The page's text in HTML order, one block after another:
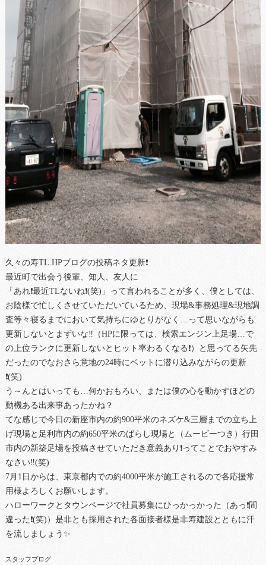
久々の寿TL.HPブログの投稿ネタ更新❗
最近町で出会う後輩、知人、友人に
「あれ❗最近TLないね❗(笑)」って言われることが多く、僕としては、
お陰様で忙しくさせていただいているため、現場&事務処理&現地調
査等々寝るまでにおいて気持ちにゆとりがなく…って思いながらも
更新しないとまずいな‼（HPに限っては、検索エンジン上足場…で
の上位ランクに更新しないとヒット率わるくなる❗）と思ってる矢先
だったのでなおさら意地の24時にベットに潜り込みながらの更新
❗(笑)
う～んとはいっても…何かおもろい、または僕の心を動かすほどの
動機ある出来事あったかね？
てな感じで今日の新座市内の約900平米のネズケ&三層までの立ち上
げ現場と足利市内の約650平米のばらし現場と（ムービーつき）行田
市内の新築足場を投稿させていただき意義あり❗ってことでおやすみ
なさい‼(笑)
7月1日からは、東京都内での約4000平米が施工されるので各応援常
用様よろしくお願いします。
ハローワークとタウンページで社員募集にひっかっかった（あっ❗間
違った❗(笑)）是非とも採用された各面接者様是非寿建設とともに汗
を流しましょう✨
スタッフブログ